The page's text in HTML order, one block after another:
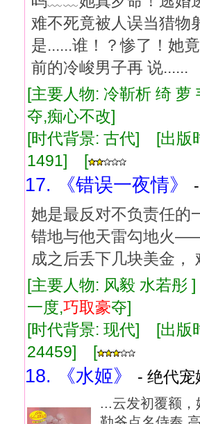
难不死竟被人误当猎物
是......谁！？惨了！她
前的冷峻男子再 说
[主要人物: 冷靳析 绮
夺,痴心不改]
[时代背景: 古代] [出
1491] [
17. 《错误一夜情》
她是最反对不负责任的
错地与他天雷勾地火
成之后丢下几块美金
[主要人物: 风毅 水若
一度,巧取豪夺]
[时代背景: 现代] [出
24459] [
18. 《水姬》 - 绝代
...云发初覆额